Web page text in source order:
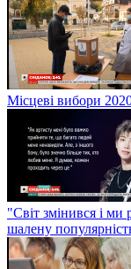
Місцеві вибори
"Світ змінився і
шалену